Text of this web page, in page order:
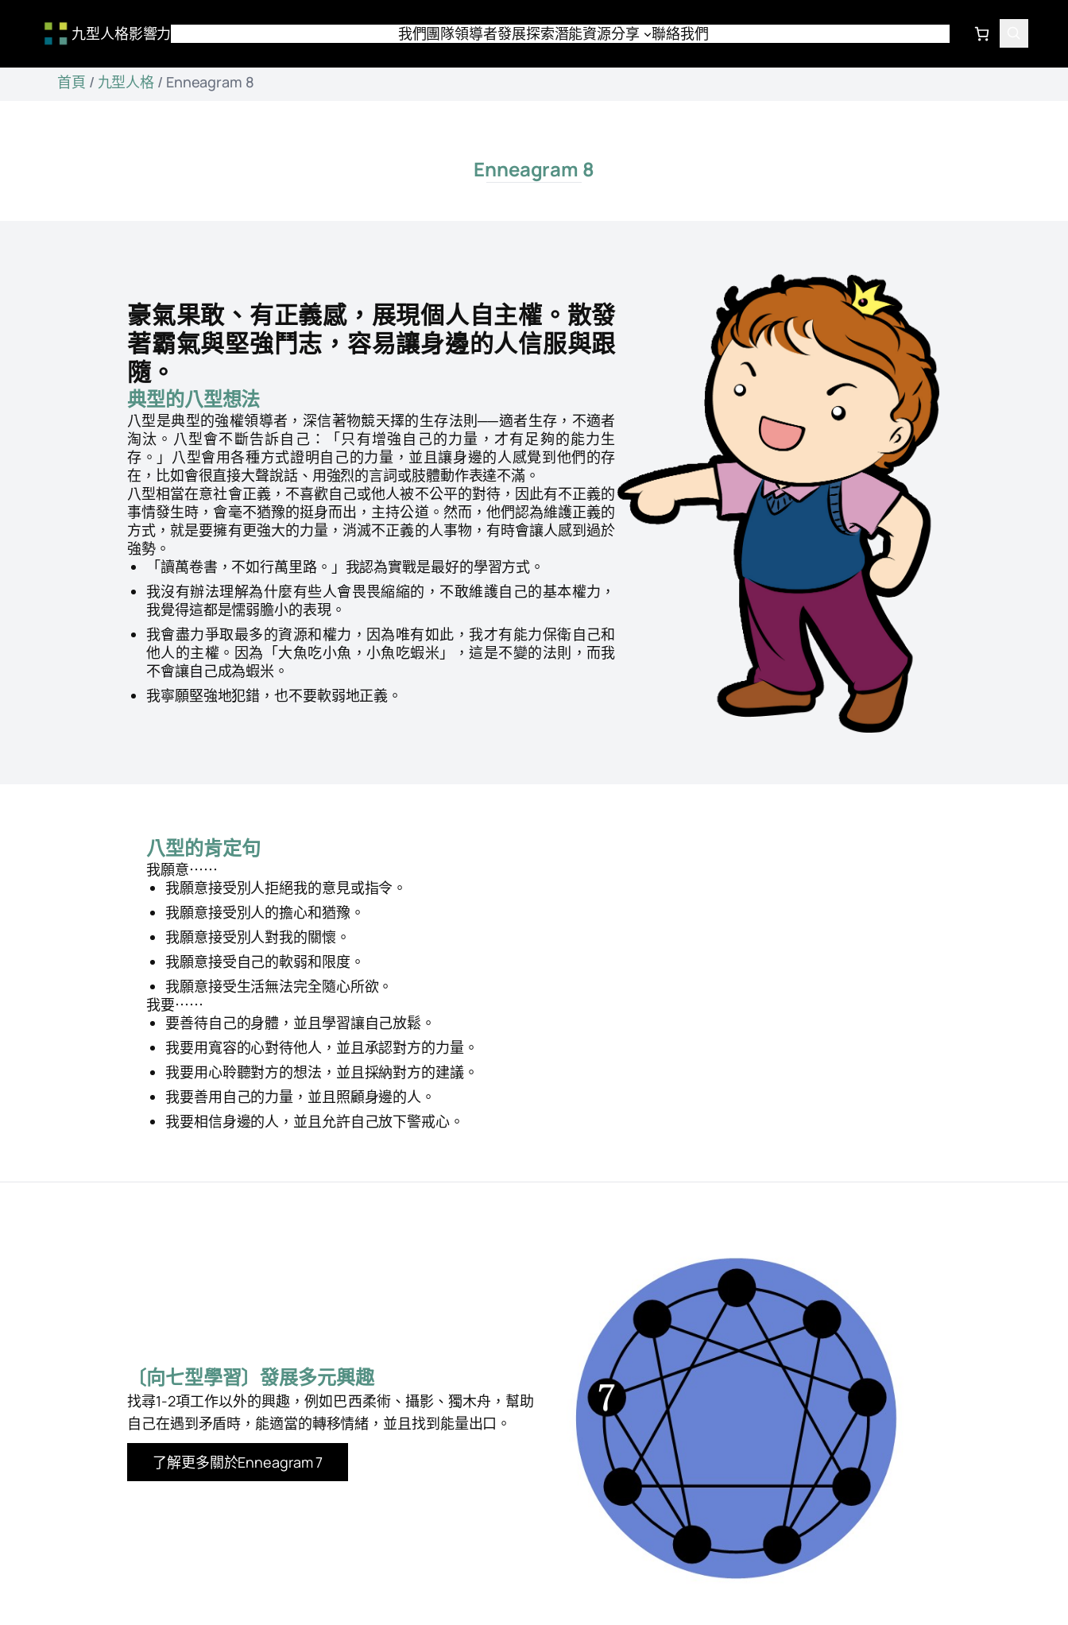
跳
九型人格影響力 我們團隊領導者發展探索潛能資源分享 聯絡我們
首頁 / 九型人格 / Enneagram 8
Enneagram 8
豪氣果敢、有正義感，展現個人自主權。散發
著霸氣與堅強鬥志，容易讓身邊的人信服與跟
隨。
典型的八型想法
八型是典型的強權領導者，深信著物競天擇的生存法則──適者生存，不適者
淘汰。八型會不斷告訴自己：「只有增強自己的力量，才有足夠的能力生
存。」八型會用各種方式證明自己的力量，並且讓身邊的人感覺到他們的存
在，比如會很直接大聲說話、用強烈的言詞或肢體動作表達不滿。
八型相當在意社會正義，不喜歡自己或他人被不公平的對待，因此有不正義的
事情發生時，會毫不猶豫的挺身而出，主持公道。然而，他們認為維護正義的
方式，就是要擁有更強大的力量，消滅不正義的人事物，有時會讓人感到過於
強勢。
「讀萬卷書，不如行萬里路。」我認為實戰是最好的學習方式。
我沒有辦法理解為什麼有些人會畏畏縮縮的，不敢維護自己的基本權力，
我覺得這都是懦弱膽小的表現。
我會盡力爭取最多的資源和權力，因為唯有如此，我才有能力保衛自己和
他人的主權。因為「大魚吃小魚，小魚吃蝦米」，這是不變的法則，而我
不會讓自己成為蝦米。
我寧願堅強地犯錯，也不要軟弱地正義。
八型的肯定句
我願意⋯⋯
我願意接受別人拒絕我的意見或指令。
我願意接受別人的擔心和猶豫。
我願意接受別人對我的關懷。
我願意接受自己的軟弱和限度。
我願意接受生活無法完全隨心所欲。
我要⋯⋯
要善待自己的身體，並且學習讓自己放鬆。
我要用寬容的心對待他人，並且承認對方的力量。
我要用心聆聽對方的想法，並且採納對方的建議。
我要善用自己的力量，並且照顧身邊的人。
我要相信身邊的人，並且允許自己放下警戒心。
〔向七型學習〕發展多元興趣
找尋1-2項工作以外的興趣，例如巴西柔術、攝影、獨木舟，幫助
自己在遇到矛盾時，能適當的轉移情緒，並且找到能量出口。
了解更多關於Enneagram 7